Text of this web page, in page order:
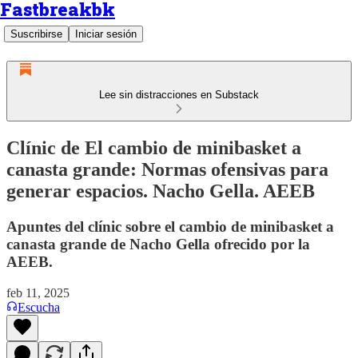
Fastbreakbk
Suscribirse Iniciar sesión
Lee sin distracciones en Substack
Clínic de El cambio de minibasket a
canasta grande: Normas ofensivas para
generar espacios. Nacho Gella. AEEB
Apuntes del clínic sobre el cambio de minibasket a
canasta grande de Nacho Gella ofrecido por la
AEEB.
feb 11, 2025
Escucha